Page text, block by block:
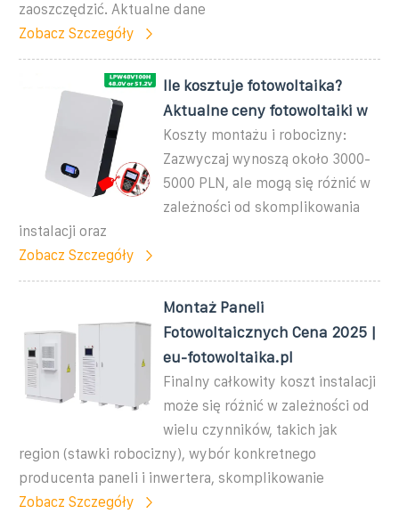
zaoszczędzić. Aktualne dane
Zobacz Szczegóły
Ile kosztuje fotowoltaika?
Aktualne ceny fotowoltaiki w
Koszty montażu i robocizny:
Zazwyczaj wynoszą około 3000-
5000 PLN, ale mogą się różnić w
zależności od skomplikowania
instalacji oraz
Zobacz Szczegóły
Montaż Paneli
Fotowoltaicznych Cena 2025 |
eu-fotowoltaika.pl
Finalny całkowity koszt instalacji
może się różnić w zależności od
wielu czynników, takich jak
region (stawki robocizny), wybór konkretnego
producenta paneli i inwertera, skomplikowanie
Zobacz Szczegóły